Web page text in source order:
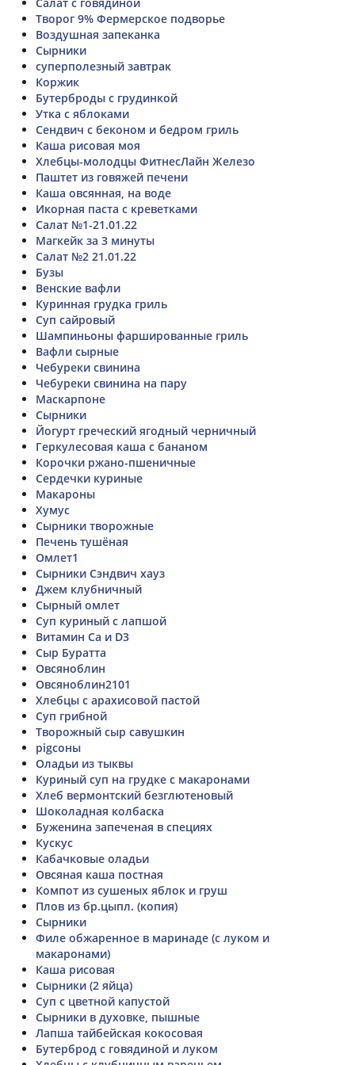
Творог 9% Фермерское подворье
Воздушная запеканка
Сырники
суперполезный завтрак
Коржик
Бутерброды с грудинкой
Утка с яблоками
Сендвич с беконом и бедром гриль
Каша рисовая моя
Хлебцы-молодцы ФитнесЛайн Железо
Паштет из говяжей печени
Каша овсянная, на воде
Икорная паста с креветками
Салат №1-21.01.22
Магкейк за 3 минуты
Салат №2 21.01.22
Бузы
Венские вафли
Куринная грудка гриль
Суп сайровый
Шампиньоны фаршированные гриль
Вафли сырные
Чебуреки свинина
Чебуреки свинина на пару
Маскарпоне
Сырники
Йогурт греческий ягодный черничный
Геркулесовая каша с бананом
Корочки ржано-пшеничные
Сердечки куриные
Макароны
Хумус
Сырники творожные
Печень тушёная
Омлет1
Сырники Сэндвич хауз
Джем клубничный
Сырный омлет
Суп куриный с лапшой
Витамин Ca и D3
Сыр Буратта
Овсяноблин
Овсяноблин2101
Хлебцы с арахисовой пастой
Суп грибной
Творожный сыр савушкин
pigсоны
Оладьи из тыквы
Куриный суп на грудке с макаронами
Хлеб вермонтский безглютеновый
Шоколадная колбаска
Буженина запеченая в специях
Кускус
Кабачковые оладьи
Овсяная каша постная
Компот из сушеных яблок и груш
Плов из бр.цыпл. (копия)
Сырники
Филе обжаренное в маринаде (с луком и
макаронами)
Каша рисовая
Сырники (2 яйца)
Суп с цветной капустой
Сырники в духовке, пышные
Лапша тайбейская кокосовая
Бутерброд с говядиной и луком